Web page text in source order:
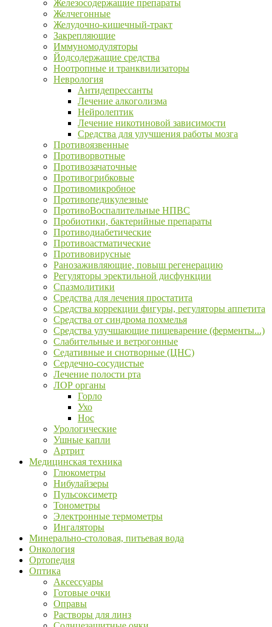
Железосодержащие препараты
Желчегонные
Желудочно-кишечный-тракт
Закрепляющие
Иммуномодуляторы
Йодсодержащие средства
Ноотропные и транквилизаторы
Неврология
Антидепрессанты
Лечение алкоголизма
Нейролептик
Лечение никотиновой зависимости
Средства для улучшения работы мозга
Противоязвенные
Противорвотные
Противозачаточные
Противогрибковые
Противомикробное
Противопедикулезные
ПротивоВоспалительные НПВС
Пробиотики, бактерийные препараты
Противодиабетические
Противоастматические
Противовирусные
Ранозаживляющие, повыш регенерацию
Регуляторы эректильной дисфункции
Спазмолитики
Средства для лечения простатита
Средства коррекции фигуры, регуляторы аппетита
Средства от синдрома похмелья
Средства улучшающие пищеварение (ферменты...)
Слабительные и ветрогонные
Седативные и снотворные (ЦНС)
Сердечно-сосудистые
Лечение полости рта
ЛОР органы
Горло
Ухо
Нос
Урологические
Ушные капли
Артрит
Медицинская техника
Глюкометры
Нибулайзеры
Пульсоксиметр
Тонометры
Электронные термометры
Ингаляторы
Минерально-столовая, питьевая вода
Онкология
Ортопедия
Оптика
Аксессуары
Готовые очки
Оправы
Растворы для линз